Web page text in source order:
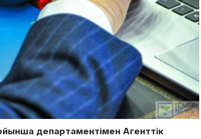
департаментімен Агенттік